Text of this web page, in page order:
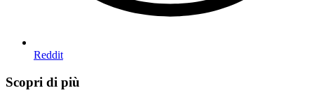
Reddit
Scopri di più